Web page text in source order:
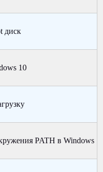
диск
10
PATH в Windows